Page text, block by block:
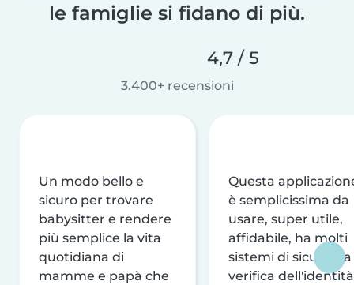
le famiglie si fidano di più.
4,7 / 5
3.400+ recensioni
Un modo bello e
sicuro per trovare
babysitter e rendere
più semplice la vita
quotidiana di
mamme e papà che
Questa
è semplicissima da
usare, super utile,
affidabile, ha molti
sistemi di sicurezza
verifica dell'identità